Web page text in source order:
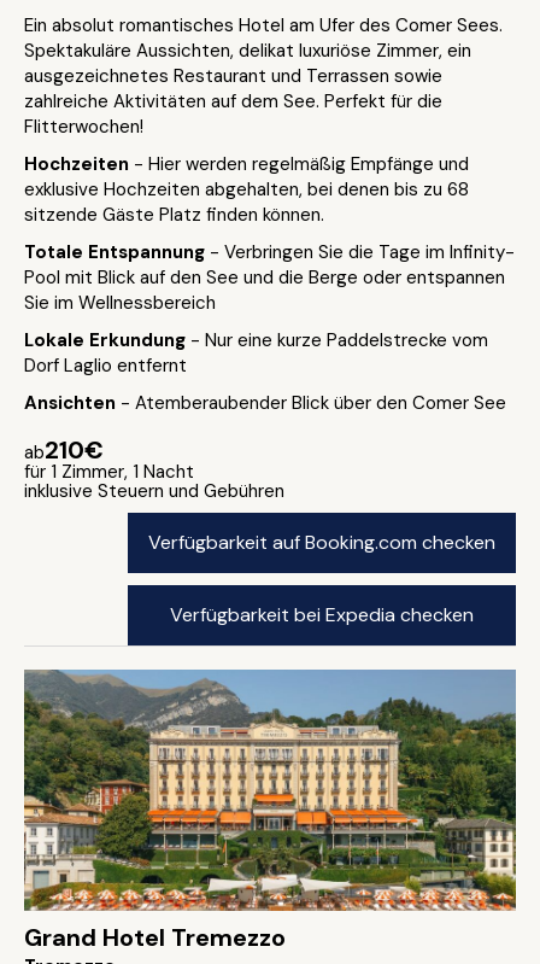
Ein absolut romantisches Hotel am Ufer des Comer Sees.
Spektakuläre Aussichten, delikat luxuriöse Zimmer, ein
ausgezeichnetes Restaurant und Terrassen sowie
zahlreiche Aktivitäten auf dem See. Perfekt für die
Flitterwochen!
Hochzeiten - Hier werden regelmäßig Empfänge und
exklusive Hochzeiten abgehalten, bei denen bis zu 68
sitzende Gäste Platz finden können.
Totale Entspannung - Verbringen Sie die Tage im Infinity-
Pool mit Blick auf den See und die Berge oder entspannen
Sie im Wellnessbereich
Lokale Erkundung - Nur eine kurze Paddelstrecke vom
Dorf Laglio entfernt
Ansichten - Atemberaubender Blick über den Comer See
ab210€
für 1 Zimmer, 1 Nacht
inklusive Steuern und Gebühren
Verfügbarkeit auf Booking.com checken
Verfügbarkeit bei Expedia checken
Grand Hotel Tremezzo